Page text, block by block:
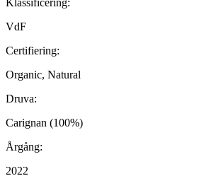
Klassificering:
VdF
Certifiering:
Organic, Natural
Druva:
Carignan (100%)
Årgång:
2022